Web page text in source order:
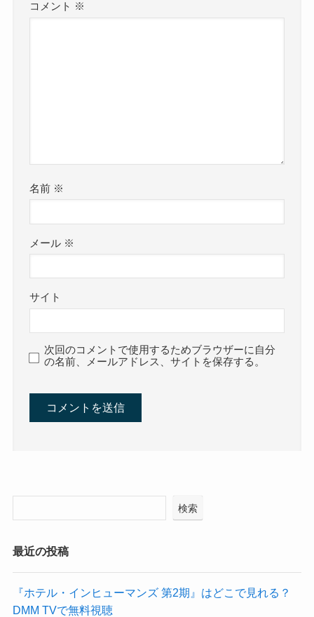
コメント ※
名前 ※
メール ※
サイト
次回のコメントで使用するためブラウザーに自分
の名前、メールアドレス、サイトを保存する。
検索
最近の投稿
『ホテル・インヒューマンズ 第2期』はどこで見れる？
DMM TVで無料視聴